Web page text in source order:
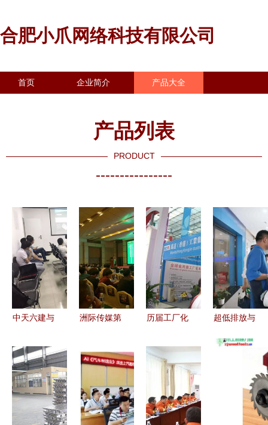
合肥小爪网络科技有限公司
首页 企业简介 产品大全
产品列表
PRODUCT
----------------
中天六建与
公司BIM技
术交流 共
促建筑业数
字化转型
洲际传媒第
洽谈与技术
交流大会技
术交流回顾
历届工厂化
装展位与新
技术交流
超低排放与
年会助力行
业高质量发